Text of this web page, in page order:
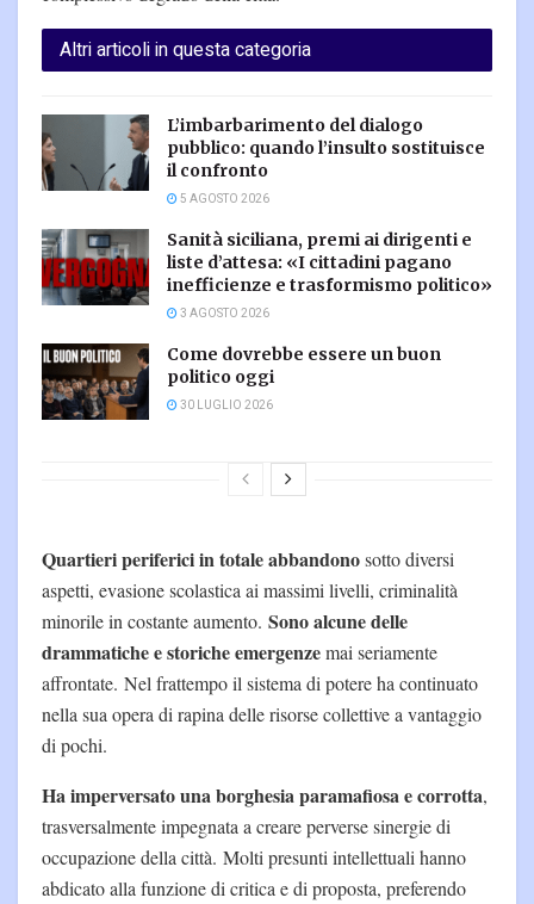
Altri articoli in questa categoria
L’imbarbarimento del dialogo
pubblico: quando l’insulto sostituisce
il confronto
5 AGOSTO 2026
Sanità siciliana, premi ai dirigenti e
liste d’attesa: «I cittadini pagano
inefficienze e trasformismo politico»
3 AGOSTO 2026
Come dovrebbe essere un buon
politico oggi
30 LUGLIO 2026
Quartieri periferici in totale abbandonosotto diversi
aspetti, evasione scolastica ai massimi livelli, criminalità
minorile in costante aumento. Sono alcune delle
drammatiche e storiche emergenzemai seriamente
affrontate. Nel frattempo il sistema di potere ha continuato
nella sua opera di rapina delle risorse collettive a vantaggio
di pochi.
Ha imperversato una borghesia paramafiosa e corrotta,
trasversalmente impegnata a creare perverse sinergie di
occupazione della città. Molti presunti intellettuali hanno
abdicato alla funzione di critica e di proposta, preferendo